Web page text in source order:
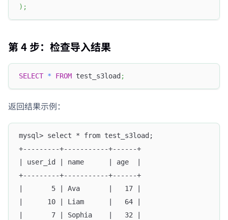
) ;
第 4 步：检查导入结果
SELECT * FROM test_s3load ;
返回结果示例：
mysql> select * from test_s3load;
+---------+-----------+------+
| user_id | name      | age  |
+---------+-----------+------+
|       5 | Ava       |   17 |
|      10 | Liam      |   64 |
|       7 | Sophia    |   32 |